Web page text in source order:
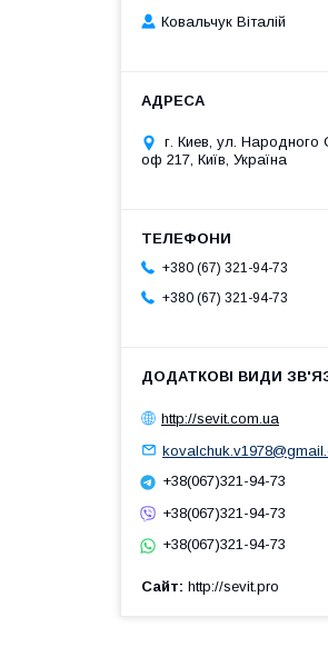
Ковальчук Віталій
г. Киев, ул. Народного
оф 217, Київ, Україна
+380 (67) 321-94-73
+380 (67) 321-94-73
http://sevit.com.ua
+38(067)321-94-73
+38(067)321-94-73
+38(067)321-94-73
Сайт http://sevit.pro